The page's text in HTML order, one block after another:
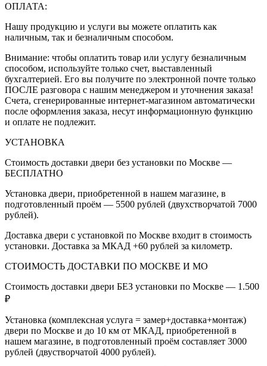
ОПЛАТА:
Нашу продукцию и услуги вы можете оплатить как
наличным, так и безналичным способом.
Внимание: чтобы оплатить товар или услугу безналичным
способом, используйте только счет, выставленный
бухгалтерией. Его вы получите по электронной почте только
ПОСЛЕ разговора с нашим менеджером и уточнения заказа!
Счета, сгенерированные интернет-магазином автоматически
после оформления заказа, несут информационную функцию
и оплате не подлежит.
УСТАНОВКА
Стоимость доставки двери без установки по Москве —
БЕСПЛАТНО
Установка двери, приобретенной в нашем магазине, в
подготовленный проём — 5500 рублей (двухстворчатой 7000
рублей).
Доставка двери с установкой по Москве входит в стоимость
установки. Доставка за МКАД +60 рублей за километр.
СТОИМОСТЬ ДОСТАВКИ ПО МОСКВЕ И МО
Стоимость доставки двери БЕЗ установки по Москве — 1.500
₽
Установка (комплексная услуга = замер+доставка+монтаж)
двери по Москве и до 10 км от МКАД, приобретенной в
нашем магазине, в подготовленный проём составляет 3000
рублей (двустворчатой 4000 рублей).